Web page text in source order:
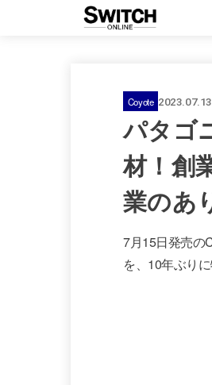
Coyote 2023.07.13
パタゴ
材！創
業のあ
7月15日発売の
を、10年ぶりに